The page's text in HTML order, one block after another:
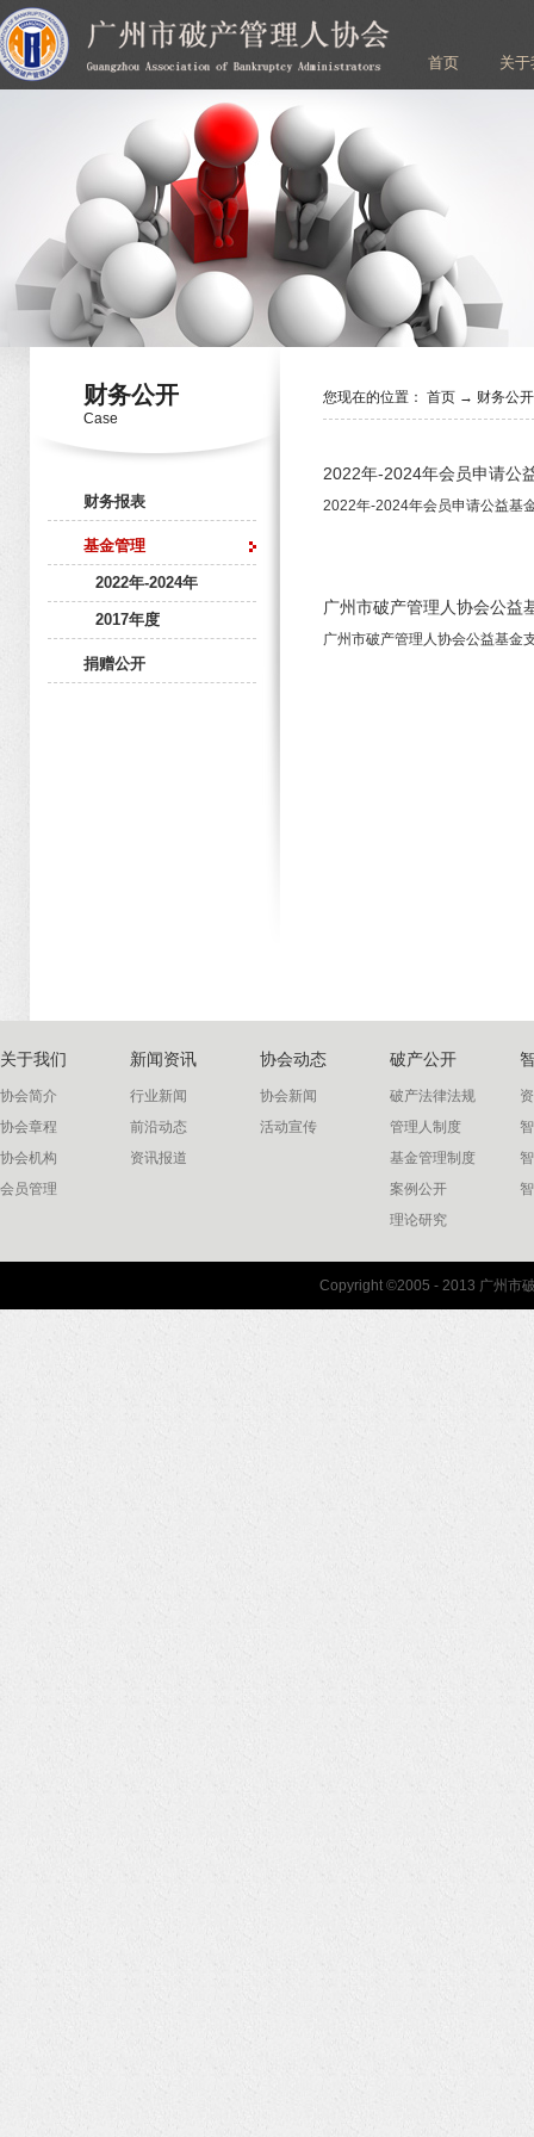
首页 关
财务公开
Case
财务报表
基金管理
2022年-2024年
2017年度
捐赠公开
您现在的位置： 首页 → 财务公开
2022年-2024年会员申请公
2022年-2024年会员申请公益基
广州市破产管理人协会公益
广州市破产管理人协会公益基金
关于我们
协会简介
协会章程
协会机构
会员管理
新闻资讯
行业新闻
前沿动态
资讯报道
协会动态
协会新闻
活动宣传
破产公开
破产法律法规
管理人制度
基金管理制度
案例公开
理论研究
联系我们
Copyright ©2005 - 2013 广州市